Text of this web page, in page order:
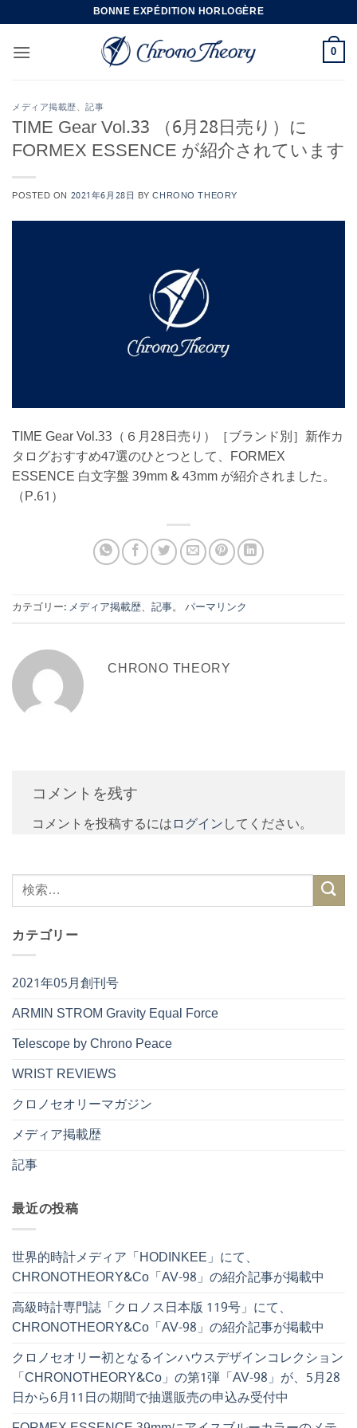
to
content
BONNE EXPÉDITION HORLOGÈRE
0
メディア掲載歴、記事
TIME Gear Vol.33 （6月28日売り）に
FORMEX ESSENCE が紹介されています
POSTED ON 2021年6月28日 BYCHRONO THEORY
TIME Gear Vol.33（６月28日売り）［ブランド別］新作カ
タログおすすめ47選のひとつとして、FORMEX
ESSENCE 白文字盤 39mm & 43mm が紹介されました。
（P.61）
カテゴリー:メディア掲載歴、 記事。 パーマリンク
CHRONO THEORY
コメントを残す
コメントを投稿するにはログインしてください。
カテゴリー
2021年05月創刊号
ARMIN STROM Gravity Equal Force
Telescope by Chrono Peace
WRIST REVIEWS
クロノセオリーマガジン
メディア掲載歴
記事
最近の投稿
世界的時計メディア「HODINKEE」にて、
CHRONOTHEORY&Co「AV-98」の紹介記事が掲載中
高級時計専門誌「クロノス日本版 119号」にて、
CHRONOTHEORY&Co「AV-98」の紹介記事が掲載中
クロノセオリー初となるインハウスデザインコレクション
「CHRONOTHEORY&Co」の第1弾「AV-98」が、5月28
日から6月11日の期間で抽選販売の申込み受付中